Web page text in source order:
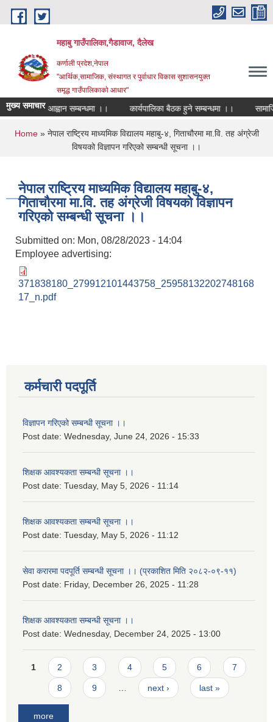
Skip to main content
महाबु गाउँपालिका,गैडावाज, दैलेख
कर्णाली प्रदेश,नेपाल
"आर्थिक,सामाजिक, संस्थागत र पुर्वाधार विकास सुशासनयुक्त
समृद्ध गाउँपालिकाकाे आधार"
मुख्य समाचार
दरखास्त आह्वान सम्बन्धमा ।। कार्यपालिका बैठक हुने सम्बन्धमा ।।
You are here
Home» नेपाल राष्ट्रिय माध्यमिक विद्यालय महाबु-४, गिताचौरमा मा.वि. तह अंग्रेजी
विषयको विज्ञापन गरिएको सम्बन्धी सूचना ।।
नेपाल राष्ट्रिय माध्यमिक विद्यालय महाबु-४,
गिताचौरमा मा.वि. तह अंग्रेजी विषयको विज्ञापन
गरिएको सम्बन्धी सूचना ।।
Submitted on: Mon, 08/28/2023 - 14:04
Employee advertising:
371838180_279912101443758_25958132202748168
17_n.pdf
कर्मचारी पदपूर्ति
विज्ञापन गरिएको सम्बन्धी सूचना ।।
Post date: Wednesday, June 24, 2026 - 15:33
शिक्षक आवश्यकता सम्बन्धी सूचना ।।
Post date: Tuesday, May 5, 2026 - 11:14
शिक्षक आवश्यकता सम्बन्धी सूचना ।।
Post date: Tuesday, May 5, 2026 - 11:12
सेवा करारमा पदपूर्ति सम्बन्धी सूचना ।। (प्रकाशित मिति २०८२-०९-११)
Post date: Friday, December 26, 2025 - 11:28
शिक्षक आवश्यकता सम्बन्धी सूचना ।।
Post date: Wednesday, December 24, 2025 - 13:00
Pages
1 2 3 4 5 6 7
8 9 next › last »
more